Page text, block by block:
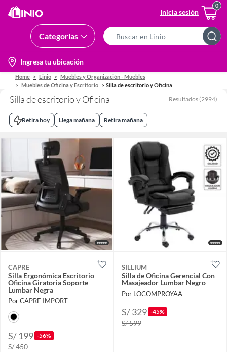
Inicia sesión
Categorías
Bar
location-
icon
Ingresa tu ubicación
Home Linio
Muebles y Organización - Muebles
Muebles de Oficina y Escritorio
Silla de escritorio y Oficina
Silla de escritorio y Oficina Resultados (2994)
Retira hoy Llega mañana Retira mañana
CAPRE
Silla Ergonómica Escritorio
Oficina Giratoria Soporte
Lumbar Negra
Por CAPRE IMPORT
S/ 199 -56%
S/ 450
SILLIUM
Silla de Oficina Gerencial Con
Masajeador Lumbar Negro
Por LOCOMPROYAA
S/ 329 -45%
S/ 599